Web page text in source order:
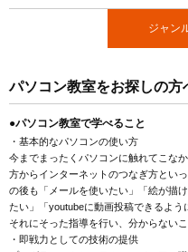
ジャン
パソコン教室をお探しの方
●パソコン教室で学べること
・基本的なパソコンの使い方
今までまったくパソコンに触れてこな
方からインターネットのつなぎ方とい
の後も「メールを使いたい」「絵が描
たい」「youtubeに動画投稿できるよう
それにそった指導を行い、分からない
・即戦力としての技術の提供